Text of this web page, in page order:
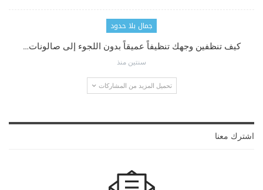
جمال بلا حدود
كيف تنظفين وجهك تنظيفاً عميقاً بدون اللجوء إلى صالونات…
سنتين منذ
تحميل المزيد من المشاركات
اشترك معنا